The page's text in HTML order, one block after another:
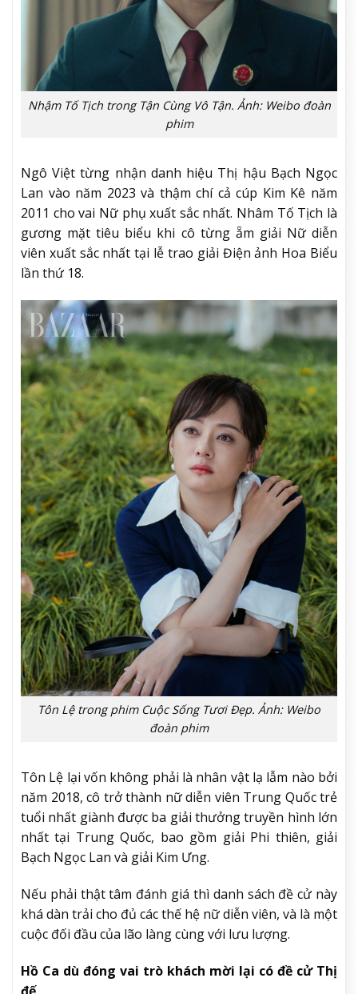
Nhậm Tố Tịch trong Tận Cùng Vô Tận. Ảnh: Weibo đoàn
phim
Ngô Việt từng nhận danh hiệu Thị hậu Bạch Ngọc
Lan vào năm 2023 và thậm chí cả cúp Kim Kê năm
2011 cho vai Nữ phụ xuất sắc nhất. Nhâm Tố Tịch là
gương mặt tiêu biểu khi cô từng ẵm giải Nữ diễn
viên xuất sắc nhất tại lễ trao giải Điện ảnh Hoa Biểu
lần thứ 18.
Tôn Lệ trong phim Cuộc Sống Tươi Đẹp. Ảnh: Weibo
đoàn phim
Tôn Lệ lại vốn không phải là nhân vật lạ lẫm nào bởi
năm 2018, cô trở thành nữ diễn viên Trung Quốc trẻ
tuổi nhất giành được ba giải thưởng truyền hình lớn
nhất tại Trung Quốc, bao gồm giải Phi thiên, giải
Bạch Ngọc Lan và giải Kim Ưng.
Nếu phải thật tâm đánh giá thì danh sách đề cử này
khá dàn trải cho đủ các thế hệ nữ diễn viên, và là một
cuộc đối đầu của lão làng cùng với lưu lượng.
Hồ Ca dù đóng vai trò khách mời lại có đề cử Thị